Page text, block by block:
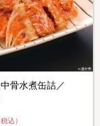
骨水煮缶詰／
込）